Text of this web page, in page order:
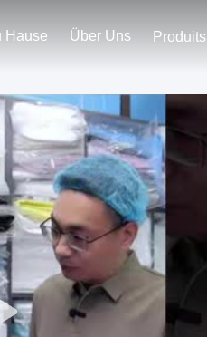
Hause Über Uns Produits